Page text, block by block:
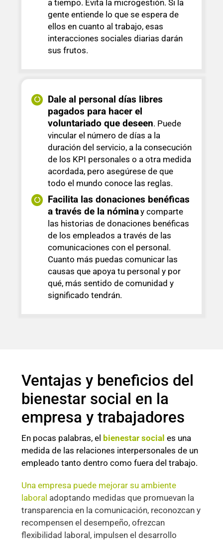
a tiempo. Evita la microgestión. Si la
gente entiende lo que se espera de
ellos en cuanto al trabajo, esas
interacciones sociales diarias darán
sus frutos.
Dale al personal días libres
pagados para hacer el
voluntariado que deseen. Puede
vincular el número de días a la
duración del servicio, a la consecución
de los KPI personales o a otra medida
acordada, pero asegúrese de que
todo el mundo conoce las reglas.
Facilita las donaciones benéficas
a través de la nóminay comparte
las historias de donaciones benéficas
de los empleados a través de las
comunicaciones con el personal.
Cuanto más puedas comunicar las
causas que apoya tu personal y por
qué, más sentido de comunidad y
significado tendrán.
Ventajas y beneficios del
bienestar social en la
empresa y trabajadores
En pocas palabras, el bienestarsocial es una
medida de las relaciones interpersonales de un
empleado tanto dentro como fuera del trabajo.
Una empresa puede mejorar su ambiente
laboral adoptando medidas que promuevan la
transparencia en la comunicación, reconozcan y
recompensen el desempeño, ofrezcan
flexibilidad laboral, impulsen el desarrollo